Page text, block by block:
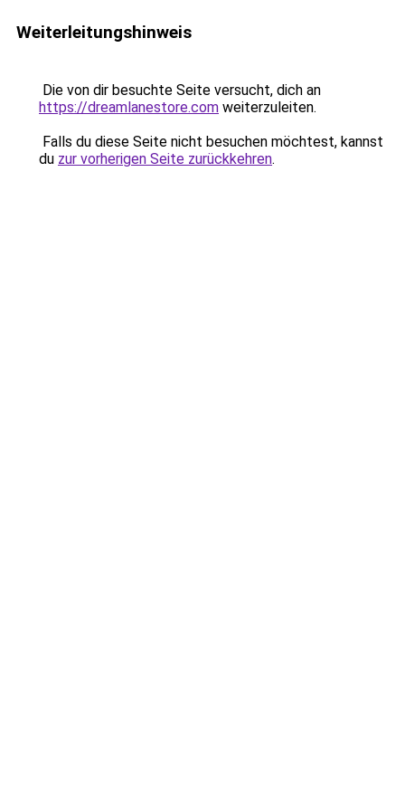
Weiterleitungshinweis
Die von dir besuchte Seite versucht, dich an
https://dreamlanestore.com weiterzuleiten.
Falls du diese Seite nicht besuchen möchtest, kannst
du zur vorherigen Seite zurückkehren.